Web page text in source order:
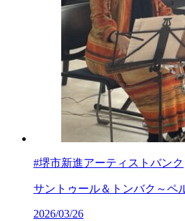
#堺市新進アーティストバンク
サントゥール＆トンバク～ペ
2026/03/26